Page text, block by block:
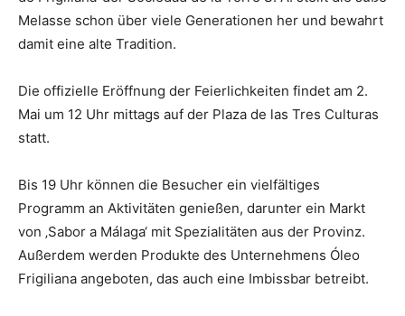
Melasse schon über viele Generationen her und bewahrt
damit eine alte Tradition.
Die offizielle Eröffnung der Feierlichkeiten findet am 2.
Mai um 12 Uhr mittags auf der Plaza de las Tres Culturas
statt.
Bis 19 Uhr können die Besucher ein vielfältiges
Programm an Aktivitäten genießen, darunter ein Markt
von ‚Sabor a Málaga‘ mit Spezialitäten aus der Provinz.
Außerdem werden Produkte des Unternehmens Óleo
Frigiliana angeboten, das auch eine Imbissbar betreibt.